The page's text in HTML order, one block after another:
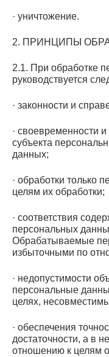
· уничтожение.
2. ПРИНЦИПЫ
2.1. При обработке
руководствуется
· законности и
· своевременности
субъекта
данных;
· обработки только
целям их обработки;
· соответствия
персональных
Обрабатываемые
избыточными по
· недопустимости
персональные
целях,
· обеспечения
достаточности, а в
отношению к целям